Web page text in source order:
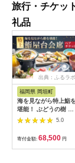
旅行・チケッ
礼品
出典：ふるラボ
福岡県 岡垣町
海を見ながら特上鮨
堪能！ ぶどうの樹 鮨
屋台ペア お食事券 海
鮮 海 屋台 食事 ペア
福岡県 岡垣町
5.0
寄付金額: 68,500 円